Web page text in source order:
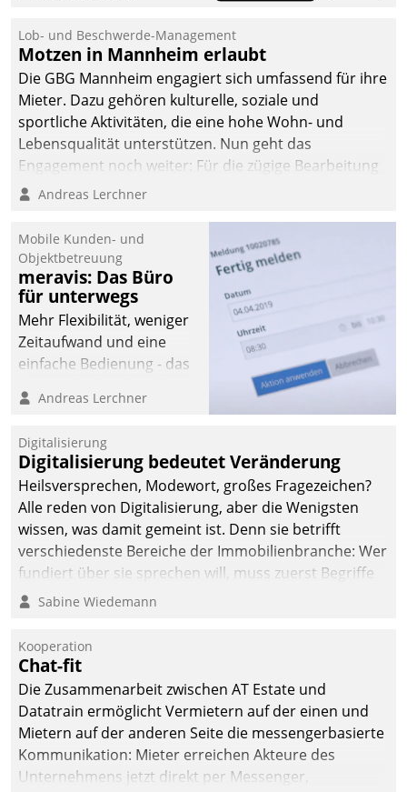
Die monatlichen
Mitteilungen zum
Heizungs- und
Wasserverbrauch gehen
automatisiert, vollständig
und auf Wunsch über
mehrere zuvor
Kommunikationswege bei
Lob- und Beschwerde-Management
Motzen in Mannheim erlaubt
Die GBG Mannheim engagiert sich umfassend für ihre
Mieter. Dazu gehören kulturelle, soziale und
sportliche Aktivitäten, die eine hohe Wohn- und
Lebensqualität unterstützen. Nun geht das
Engagement noch weiter: Für die zügige Bearbeitung
von Beschwerden – oder Lob – richtet das
und Beschwerde-Management einen eigenen Kanal
ein.
Andreas Lerchner
Mobile Kunden- und
Objektbetreuung
meravis: Das Büro
für unterwegs
Mehr Flexibilität, weniger
Zeitaufwand und eine
einfache Bedienung - das
Cockpit für mobile
Datatrain. Die meravis
Wohnungsbau- und
Immobilien GmbH hat
sich dabei für den Betrieb
der Lösung über die SAP
Cloud Platform
entschieden - als erstes
Unternehmen am
Andreas Lerchner
Digitalisierung
Digitalisierung bedeutet Veränderung
Heilsversprechen, Modewort, großes Fragezeichen?
Alle reden von Digitalisierung, aber die Wenigsten
wissen, was damit gemeint ist. Denn sie betrifft
verschiedenste Bereiche der Immobilienbranche: Wer
fundiert über sie sprechen will, muss zuerst Begriffe
klären. Ein Aspekt ist die betriebliche Optimierung:
Einsparungen durch optimierte und automatisierte
Prozesse. Doch man darf nicht zu viel erwarten: Allein
mit der Einführung einer neuen Software ist es nicht
getan. Die Digitalisierung erfordert von Unternehmen
die Bereitschaft, sich zu überprüfen, zu hinterfragen
und zu verändern.
Sabine Wiedemann
Kooperation
Chat-fit
Die Zusammenarbeit zwischen AT Estate und
Datatrain ermöglicht Vermietern auf der einen und
Mietern auf der anderen Seite die messengerbasierte
Kommunikation: Mieter erreichen Akteure des
Unternehmens jetzt direkt per Messenger,